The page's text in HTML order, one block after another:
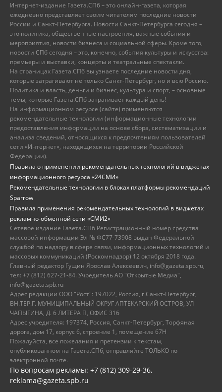
Интернет-издание Газета.СПб – это онлайн-газета, которая
ежедневно представляет своим читателям последние новости
России и Санкт-Петербурга. Новости Санкт-Петербурга сегодня –
это политика, общественные настроения, важные события и
мероприятия, новости бизнеса и социальной сферы. Кроме того,
новости СПб сегодня – это, конечно, события культуры и искусства:
премьеры и выставки, концерты и театральные спектакли.
На страницах Газета.СПб вы узнаете последние новости дня,
которые затрагивают не только Санкт-Петербург, но и всю Россию.
Политика и власть, деньги и бизнес, культура и спорт, – основные
темы, которые Газета.СПб затрагивает каждый день!
На информационном ресурсе (сайте) применяются
рекомендательные технологии (информационные технологии
предоставления информации на основе сбора, систематизации и
анализа сведений, относящихся к предпочтениям пользователей
сети «Интернет», находящихся на территории Российской
Федерации).
Правила о применении рекомендательных технологий в виджетах
информационного ресурса «24СМИ»
Рекомендательные технологии в блоках платформы рекомендаций
Sparrow
Правила применения рекомендательных технологий в виджетах
рекламно-обменной сети «СМИ2»
Сетевое издание Газета.СПб Регистрационный номер средства
массовой информации Эл № ФС77-73908 выдан Федеральной
службой по надзору в сфере связи, информационных технологий и
массовых коммуникаций (Роскомнадзор) 12 октября 2018 года.
Главный редактор Гущин Ярослав Алексеевич, info@gazeta.spb.ru,
тел: +7 (812) 627-21-84. Учредитель АО "Открытые Медиа",
info@gazeta.spb.ru
Адрес редакции ООО "Рост": 197022, Россия, г.Санкт-Петербург,
ВН.ТЕР.Г. МУНИЦИПАЛЬНЫЙ ОКРУГ АПТЕКАРСКИЙ ОСТРОВ, УЛ
ЧАПЫГИНА, Д. 6 ЛИТЕРА П, ОФИС 316
Адрес учредителя: 197374, Россия, Санкт-Петербург, Торфяная
дорога, дом 17, корпус 6, строение 1, помещение 67Н
Пожалуйста, все пожелания и претензии к текстам,
опубликованном на Газета.СПб, отправляйте ТОЛЬКО по
электронной почте.
По вопросам рекламы: +7 (812) 309-29-36,
reklama@gazeta.spb.ru